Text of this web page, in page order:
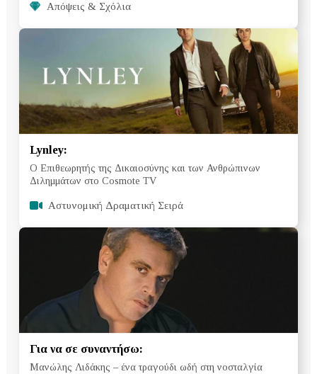
Απόψεις & Σχόλια
Lynley:
Ο Επιθεωρητής της Δικαιοσύνης και των Ανθρώπινων
Διλημμάτων στο Cosmote TV
Αστυνομική Δραματική Σειρά
Για να σε συναντήσω:
Μανώλης Λιδάκης – ένα τραγούδι ωδή στη νοσταλγία